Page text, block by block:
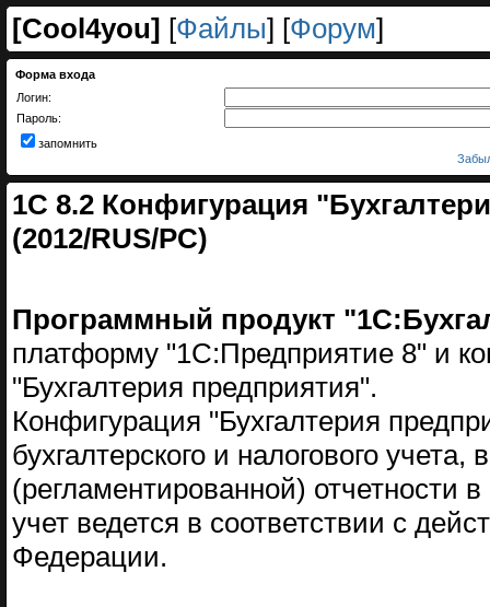
[Cool4you] [Файлы] [Форум]
Форма входа
Логин:
Пароль:
запомнить
1С 8.2 Конфигурация
(2012/RUS/PC)
Программный продукт
платформу "1С:Предприятие 8" и
"Бухгалтерия предприятия".
Конфигурация "Бухгалтерия
бухгалтерского и налогового
(регламентированной) отчетности
учет ведется в соответствии с
Федерации.